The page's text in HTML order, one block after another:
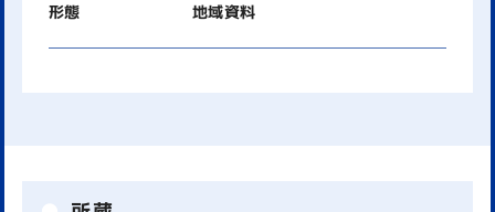
形態
地域資料